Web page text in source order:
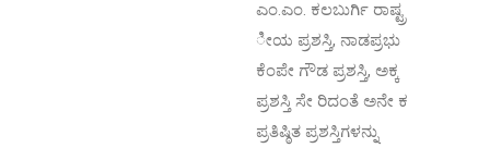
ಎಂ.ಎಂ. ಕಲಬುರ್ಗಿ ರಾಷ್ಟ್ರ
ೀಯ ಪ್ರಶಸ್ತಿ, ನಾಡಪ್ರಭು
ಕೆಂಪೇ ಗೌಡ ಪ್ರಶಸ್ತಿ, ಅಕ್ಕ
ಪ್ರಶಸ್ತಿ ಸೇ ರಿದಂತೆ ಅನೇ ಕ
ಪ್ರತಿಷ್ಠಿತ ಪ್ರಶಸ್ತಿಗಳನ್ನು